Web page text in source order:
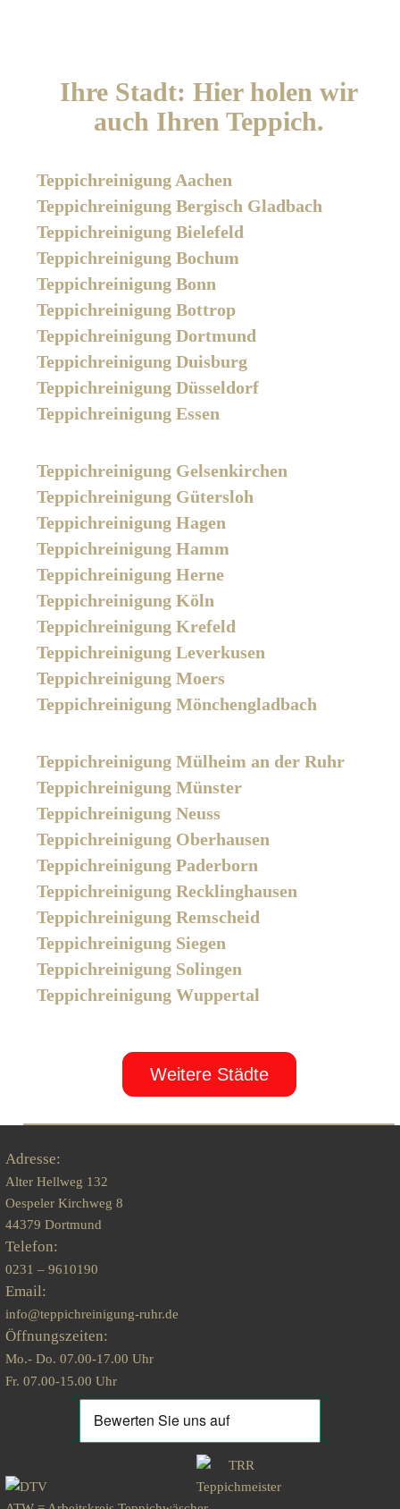
Ihre Stadt: Hier holen wir
auch Ihren Teppich.
Teppichreinigung Aachen
Teppichreinigung Bergisch Gladbach
Teppichreinigung Bielefeld
Teppichreinigung Bochum
Teppichreinigung Bonn
Teppichreinigung Bottrop
Teppichreinigung Dortmund
Teppichreinigung Duisburg
Teppichreinigung Düsseldorf
Teppichreinigung Essen
Teppichreinigung Gelsenkirchen
Teppichreinigung Gütersloh
Teppichreinigung Hagen
Teppichreinigung Hamm
Teppichreinigung Herne
Teppichreinigung Köln
Teppichreinigung Krefeld
Teppichreinigung Leverkusen
Teppichreinigung Moers
Teppichreinigung Mönchengladbach
Teppichreinigung Mülheim an der Ruhr
Teppichreinigung Münster
Teppichreinigung Neuss
Teppichreinigung Oberhausen
Teppichreinigung Paderborn
Teppichreinigung Recklinghausen
Teppichreinigung Remscheid
Teppichreinigung Siegen
Teppichreinigung Solingen
Teppichreinigung Wuppertal
Weitere Städte
Adresse:
Alter Hellweg 132
Oespeler Kirchweg 8
44379 Dortmund
Telefon:
0231 – 9610190
Email:
info@teppichreinigung-ruhr.de
Öffnungszeiten:
Mo.- Do. 07.00-17.00 Uhr
Fr. 07.00-15.00 Uhr